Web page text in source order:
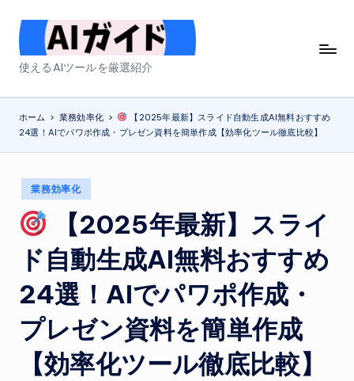
Skip
content
A
ガ
イ
使えるAIツールを厳選紹介
ホーム > 業務効率化 >
【2025年最新】スライド自動生成AI無料おすすめ
24選！AIでパワポ作成・プレゼン資料を簡単作成【効率化ツール徹底比較】
Posted
in
業務効率化
【2025年最新】スライ
ド自動生成AI無料おすすめ
24選！AIでパワポ作成・
プレゼン資料を簡単作成
【効率化ツール徹底比較】